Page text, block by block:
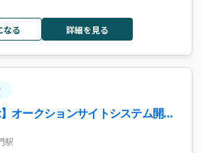
なる 詳細を見る
オークションサイトシステム開発
駅